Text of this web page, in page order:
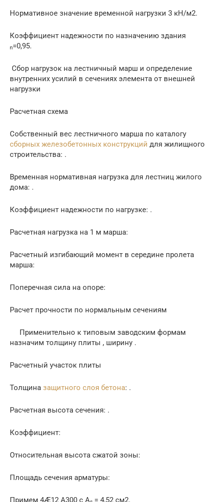
Нормативное значение временной нагрузки 3 кН/м2.
Коэффициент надежности по назначению здания
n=0,95.
Сбор нагрузок на лестничный марш и определение
внутренних усилий в сечениях элемента от внешней
нагрузки
Расчетная схема
Собственный вес лестничного марша по каталогу
сборных железобетонных конструкций для жилищного
строительства: .
Временная нормативная нагрузка для лестниц жилого
дома: .
Коэффициент надежности по нагрузке: .
Расчетная нагрузка на 1 м марша:
Расчетный изгибающий момент в середине пролета
марша:
Поперечная сила на опоре:
Расчет прочности по нормальным сечениям
Применительно к типовым заводским формам
назначим толщину плиты , ширину .
Расчетный участок плиты
Толщина защитного слоя бетона: .
Расчетная высота сечения: .
Коэффициент:
Относительная высота сжатой зоны:
Площадь сечения арматуры:
Примем 4Æ12 А300 с A = 4,52 см2.